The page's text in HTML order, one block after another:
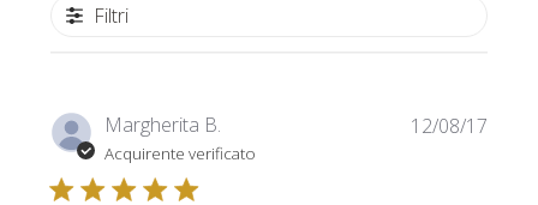
Filtri
Margherita B.
Acquirente verificato
12/08/17